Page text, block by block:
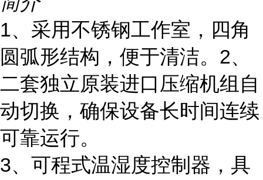
1、采用不锈钢工作室，四角
圆弧形结构，便于清洁。2、
二套独立原装进口压缩机组自
动切换，确保设备长时间连续
可靠运行。
3、可程式温湿度控制器，具